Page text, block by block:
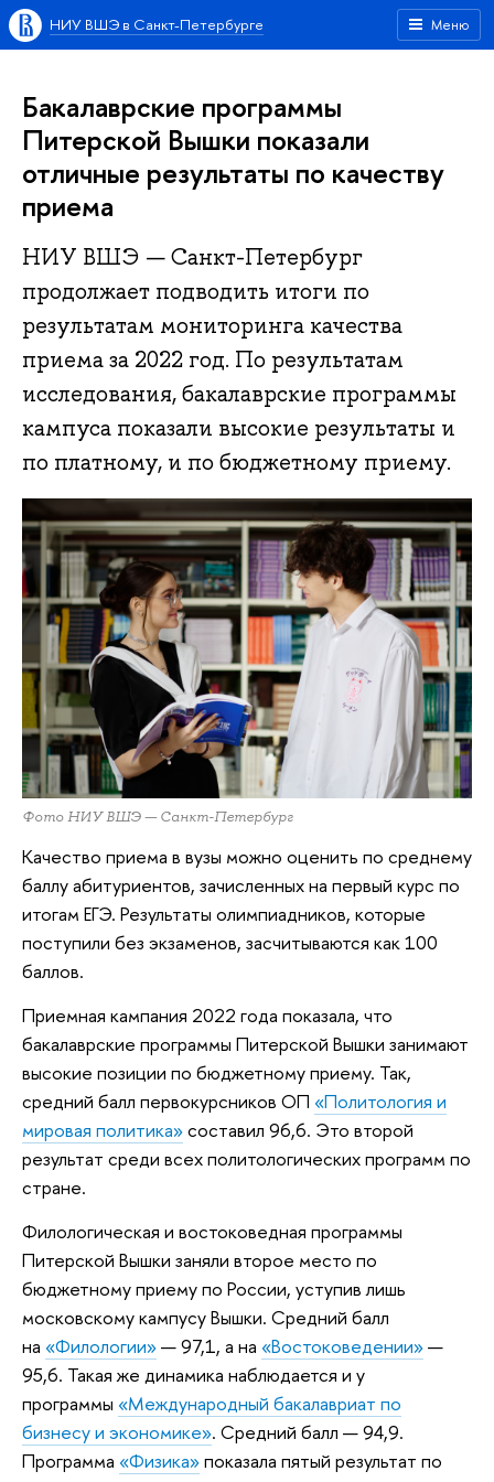
Меню
НИУ ВШЭ в Санкт-Петербурге
Бакалаврские программы
Питерской Вышки показали
отличные результаты по качеству
приема
НИУ ВШЭ — Санкт-Петербург
продолжает подводить итоги по
результатам мониторинга качества
приема за 2022 год. По результатам
исследования, бакалаврские программы
кампуса показали высокие результаты и
по платному, и по бюджетному приему.
Фото НИУ ВШЭ — Санкт-Петербург
Качество приема в вузы можно оценить по среднему
баллу абитуриентов, зачисленных на первый курс по
итогам ЕГЭ. Результаты олимпиадников, которые
поступили без экзаменов, засчитываются как 100
баллов.
Приемная кампания 2022 года показала, что
бакалаврские программы Питерской Вышки занимают
высокие позиции по бюджетному приему. Так,
средний балл первокурсников ОП «Политология и
мировая политика»составил 96,6. Это второй
результат среди всех политологических программ по
стране.
Филологическая и востоковедная программы
Питерской Вышки заняли второе место по
бюджетному приему по России, уступив лишь
московскому кампусу Вышки. Средний балл
на «Филологии»— 97,1, а на «Востоковедении»—
95,6. Такая же динамика наблюдается и у
программы «Международный бакалавриат по
бизнесу и экономике». Средний балл — 94,9.
Программа «Физика»показала пятый результат по